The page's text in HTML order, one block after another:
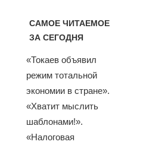
САМОЕ ЧИТАЕМОЕ
ЗА СЕГОДНЯ
«Токаев объявил
режим тотальной
экономии в стране».
«Хватит мыслить
шаблонами!».
«Налоговая